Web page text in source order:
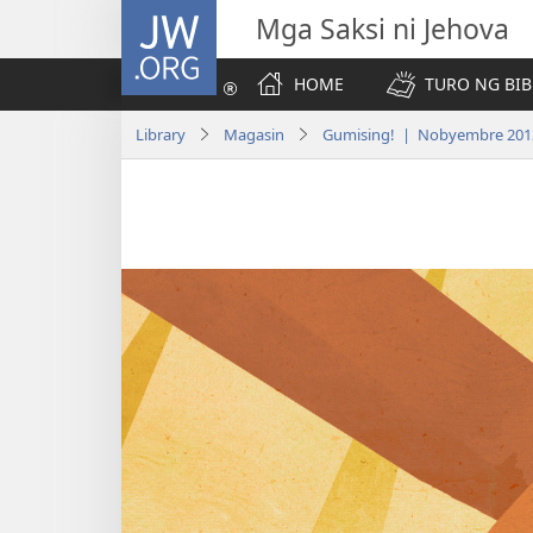
JW.ORG Mga Saksi ni Jehova
HOME
TURO NG
Library Magasin Gumising! | Nobyembre